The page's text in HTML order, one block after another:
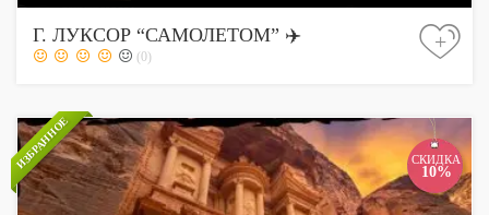
Г. ЛУКСОР “САМОЛЕТОМ” ✈️
(0)
+
ИЗБРАННОЕ СКИДКА
10%